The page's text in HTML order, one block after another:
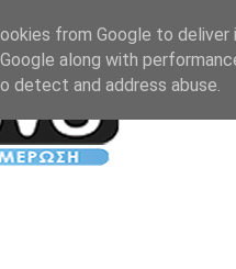
from Google to
along with
detect and address abuse.